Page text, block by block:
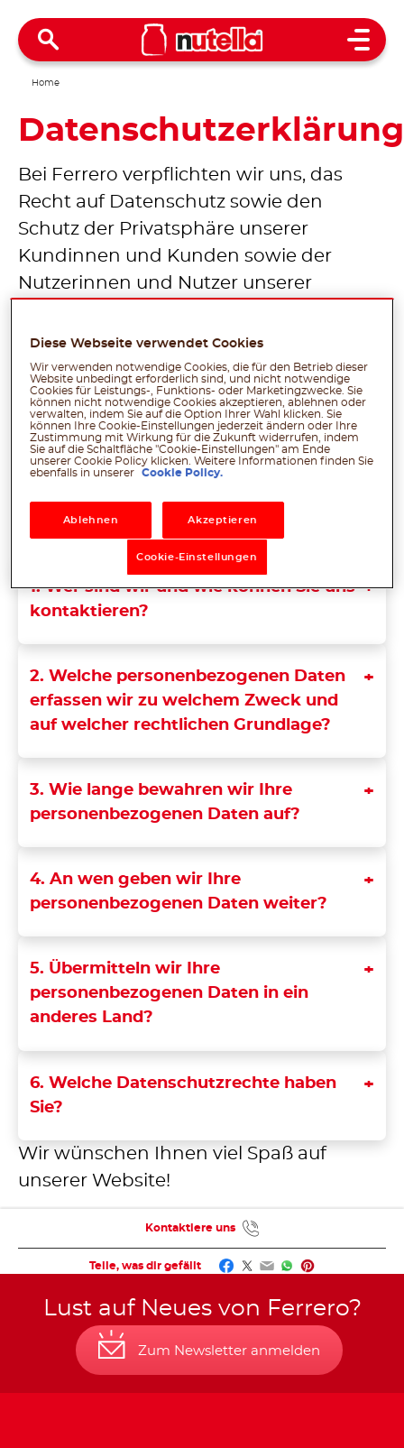
Open
Home
Datenschutzerklärung
Bei Ferrero verpflichten wir uns, das
Recht auf Datenschutz sowie den
Schutz der Privatsphäre unserer
Kundinnen und Kunden sowie der
Nutzerinnen und Nutzer unserer
dieser Verpflichtung möchten wir
transparent darlegen, wie wir Ihre
personenbezogenen Daten im Rahmen
der Nutzung dieser Website
einschließlich der darin enthaltenen
Dienste und Funktionen („
welchen Zwecken erfassen und
verarbeiten.
1. Wer sind wir und wie können Sie uns
kontaktieren?
2. Welche personenbezogenen Daten
erfassen wir zu welchem Zweck und
auf welcher rechtlichen Grundlage?
3. Wie lange bewahren wir Ihre
personenbezogenen Daten auf?
4. An wen geben wir Ihre
personenbezogenen Daten weiter?
5. Übermitteln wir Ihre
personenbezogenen Daten in ein
anderes Land?
6. Welche Datenschutzrechte haben
Sie?
Wir wünschen Ihnen viel Spaß auf
unserer Website!
Teile, was dir gefällt Facebook
Twitter
EmailWhatsApp
Pinterest
Kontaktiere uns
Lust auf Neues von Ferrero?
Zum Newsletter anmelden
Diese Webseite verwendet Cookies
Wir verwenden notwendige Cookies, die für den Betrieb dieser
Website unbedingt erforderlich sind, und nicht notwendige
Cookies für Leistungs-, Funktions- oder Marketingzwecke. Sie
können nicht notwendige Cookies akzeptieren, ablehnen oder
verwalten, indem Sie auf die Option Ihrer Wahl klicken. Sie
können Ihre Cookie-Einstellungen jederzeit ändern oder Ihre
Zustimmung mit Wirkung für die Zukunft widerrufen, indem
Sie auf die Schaltfläche "Cookie-Einstellungen" am Ende
unserer Cookie Policy klicken. Weitere Informationen finden Sie
ebenfalls in unserer
Cookie Policy.
Ablehnen Akzeptieren
Cookie-Einstellungen